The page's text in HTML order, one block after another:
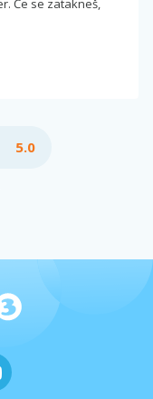
Če se zatakneš,
5.0